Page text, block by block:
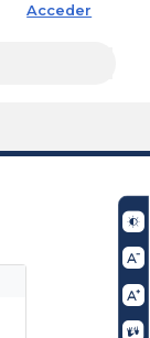
Acceder